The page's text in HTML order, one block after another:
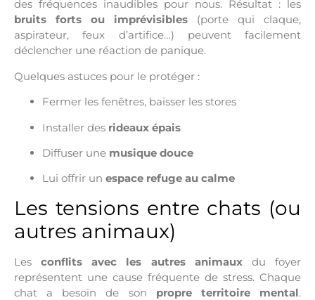
des fréquences inaudibles pour nous. Résultat : les
bruits forts ou imprévisibles (porte qui claque,
aspirateur, feux d’artifice…) peuvent facilement
déclencher une réaction de panique.
Quelques astuces pour le protéger :
Fermer les fenêtres, baisser les stores
Installer des rideaux épais
Diffuser une musique douce
Lui offrir un espace refuge au calme
Les tensions entre chats (ou
autres animaux)
Lesconflits avec les autres animauxdu foyer
représentent une cause fréquente de stress. Chaque
chat a besoin de son propre territoire mental.